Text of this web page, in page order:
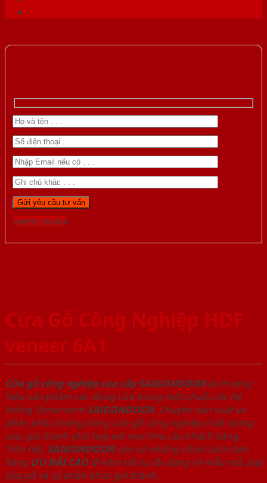
Gọi 0976.169.864
Cửa Gỗ Công Nghiệp HDF
veneer 6A1
Cửa gỗ công nghiệp cao cấp SAIGONDOORlà thương
hiệu sản phẩm các dòng cửa trong một chuỗi các hệ
thống Showroom SAIGONDOOR. Chuyên sản xuất và
phân phối những dòng cửa gỗ công nghiệp chất lượng
cao, giá thành phù hợp với mọi nhu cầu khách hàng.
Trên hết, SAIGONDOORcòn có những chính sách bán
hàng ƯU ĐÃI CAOđi kèm với sự đa dạng về mẫu mã, loại
cửa gỗ và cả phân khúc giá thành.